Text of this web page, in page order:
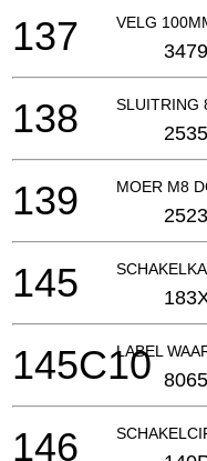
VELG
137
SLUITRING
138
MOER M8
139
145
LABEL
145C10
146